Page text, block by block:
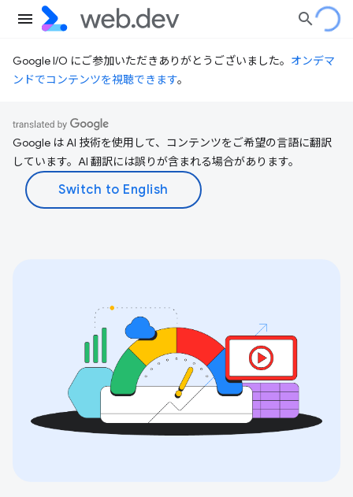
Google I/O にご参加いただきありがとうございました。 オンデマ
ンドでコンテンツを視聴できます。
Google は AI 技術を使用して、コンテンツをご希望の言語に翻訳
しています。AI 翻訳には誤りが含まれる場合があります。